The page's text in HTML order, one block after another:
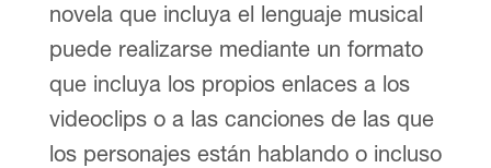
novela que incluya el lenguaje musical
puede realizarse mediante un formato
que incluya los propios enlaces a los
videoclips o a las canciones de las que
los personajes están hablando o incluso